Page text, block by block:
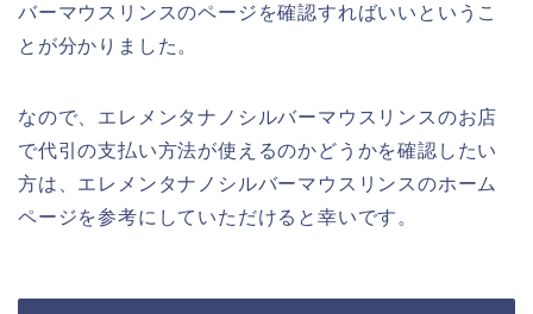
バーマウスリンスのページを確認すればいいというこ
とが分かりました。
なので、エレメンタナノシルバーマウスリンスのお店
で代引の支払い方法が使えるのかどうかを確認したい
方は、エレメンタナノシルバーマウスリンスのホーム
ページを参考にしていただけると幸いです。